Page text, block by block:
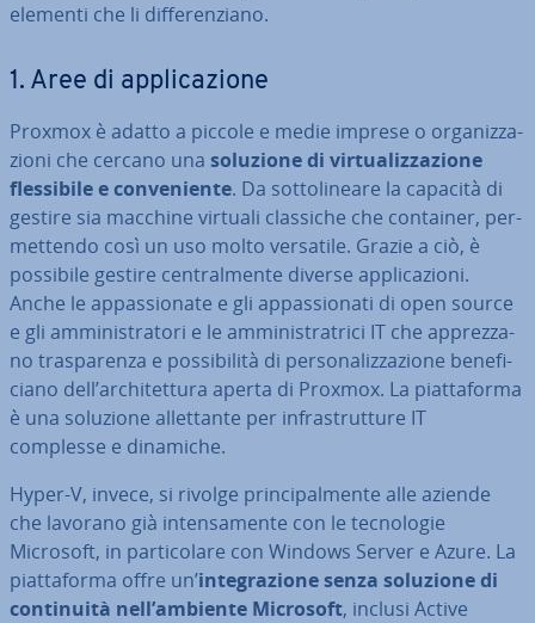
elementi che li dif­fe­ren­zia­no.
1. Aree di ap­pli­ca­zio­ne
Proxmox è adatto a piccole e medie imprese o or­ga­niz­za­
zio­ni che cercano una soluzione di vir­tua­liz­za­zio­ne
fles­si­bi­le e con­ve­nien­te. Da sot­to­li­nea­re la capacità di
gestire sia macchine virtuali classiche che container, per­
met­ten­do così un uso molto versatile. Grazie a ciò, è
possibile gestire cen­tral­men­te diverse ap­pli­ca­zio­ni.
Anche le ap­pas­sio­na­te e gli ap­pas­sio­na­ti di open source
e gli am­mi­ni­stra­to­ri e le am­mi­ni­stra­tri­ci IT che ap­prez­za­
no tra­spa­ren­za e pos­si­bi­li­tà di per­so­na­liz­za­zio­ne be­ne­fi­
cia­no dell’ar­chi­tet­tu­ra aperta di Proxmox. La piat­ta­for­ma
è una soluzione al­let­tan­te per in­fra­strut­tu­re IT
complesse e dinamiche.
Hyper-V, invece, si rivolge prin­ci­pal­men­te alle aziende
che lavorano già in­ten­sa­men­te con le tec­no­lo­gie
Microsoft, in par­ti­co­la­re con Windows Server e Azure. La
piat­ta­for­ma offre un’in­te­gra­zio­ne senza soluzione di
con­ti­nui­tà nell’ambiente Microsoft, inclusi Active